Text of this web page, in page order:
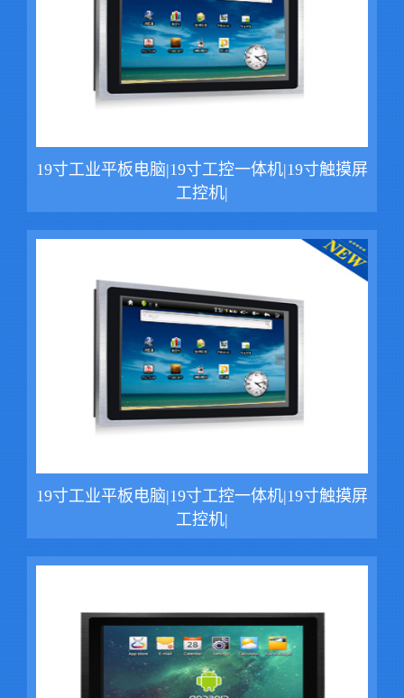
19寸工业平板电脑|19寸工控一体机|19寸触摸屏
工控机|
19寸工业平板电脑|19寸工控一体机|19寸触摸屏
工控机|